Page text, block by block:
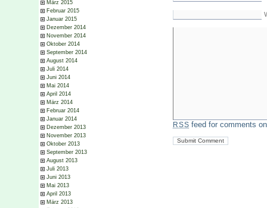
März 2015
Februar 2015
Januar 2015
Dezember 2014
November 2014
Oktober 2014
September 2014
August 2014
Juli 2014
Juni 2014
Mai 2014
April 2014
März 2014
Februar 2014
Januar 2014
Dezember 2013
November 2013
Oktober 2013
September 2013
August 2013
Juli 2013
Juni 2013
Mai 2013
April 2013
März 2013
RSS feed for comments